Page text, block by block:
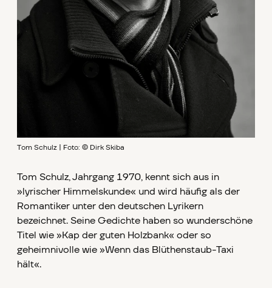
Tom Schulz | Foto: © Dirk Skiba
Tom Schulz, Jahrgang 1970, kennt sich aus in
»lyrischer Himmelskunde« und wird häufig als der
Romantiker unter den deutschen Lyrikern
bezeichnet. Seine Gedichte haben so wunderschöne
Titel wie »Kap der guten Holzbank« oder so
geheimnivolle wie »Wenn das Blüthenstaub-Taxi
hält«.